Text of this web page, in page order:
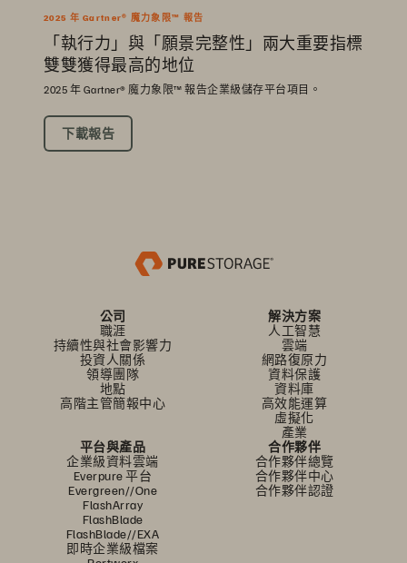
2025 年 Gartner® 魔力象限™ 報告
「執行力」與「願景完整性」兩大重要指標
雙雙獲得最高的地位
2025 年 Gartner® 魔力象限™ 報告企業級儲存平台項目。
下載報告
公司
職涯
持續性與社會影響力
投資人關係
領導團隊
地點
高階主管簡報中心
解決方案
人工智慧
雲端
網路復原力
資料保護
資料庫
高效能運算
虛擬化
產業
平台與產品
企業級資料雲端
Everpure 平台
Evergreen//One
FlashArray
FlashBlade
FlashBlade//EXA
即時企業級檔案
合作夥伴
合作夥伴總覽
合作夥伴中心
合作夥伴認證